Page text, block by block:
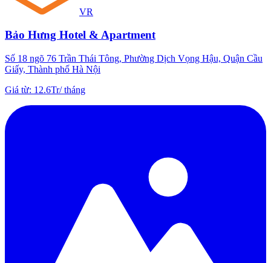
VR
Bảo Hưng Hotel & Apartment
Số 18 ngõ 76 Trần Thái Tông, Phường Dịch Vọng Hậu, Quận Cầu
Giấy, Thành phố Hà Nội
Giá từ: 12.6Tr/tháng